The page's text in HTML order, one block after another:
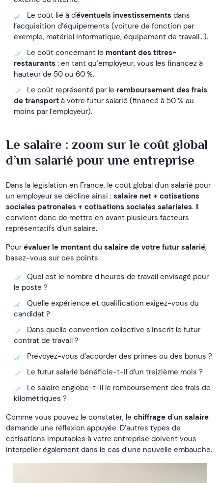
Le coût lié à d'éventuels investissements dans
l’acquisition d’équipements (voiture de fonction par
exemple, matériel informatique, équipement de travail...).
Le coût concernant le montant des titres-
restaurants : en tant qu’employeur, vous les financez à
hauteur de 50 ou 60 %.
Le coût représenté par le remboursement des frais
de transport à votre futur salarié (financé à 50 % au
moins par l’employeur).
Le salaire : zoom sur le coût global
d’un salarié pour une entreprise
Dans la législation en France, le coût global d'un salarié pour
un employeur se décline ainsi : salaire net + cotisations
sociales patronales + cotisations sociales salariales. Il
convient donc de mettre en avant plusieurs facteurs
représentatifs d’un salaire.
Pour évaluer le montant du salaire de votre futur salarié,
basez-vous sur ces points :
Quel est le nombre d’heures de travail envisagé pour
le poste ?
Quelle expérience et qualification exigez-vous du
candidat ?
Dans quelle convention collective s’inscrit le futur
contrat de travail ?
Prévoyez-vous d’accorder des primes ou des bonus ?
Le futur salarié bénéficie-t-il d’un treizième mois ?
Le salaire englobe-t-il le remboursement des frais de
kilométriques ?
Comme vous pouvez le constater, le chiffrage d'un salaire
demande une réflexion appuyée. D’autres types de
cotisations imputables à votre entreprise doivent vous
interpeller également dans le cas d’une nouvelle embauche.